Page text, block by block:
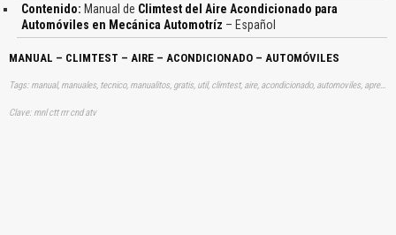
Contenido: Manual de Climtest del Aire Acondicionado para
Automóviles en Mecánica Automotríz – Español
MANUAL – CLIMTEST – AIRE – ACONDICIONADO – AUTOMÓVILES
Tags: manual, manuales, tecnico, manualitos, gratis, util, climtest, aire, acondicionado, automoviles, aprender, descargas
Clave: mnl ctt rrr cnd atv